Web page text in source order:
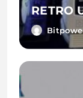
RETRO